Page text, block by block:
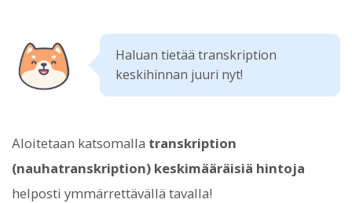
Haluan tietää transkription
keskihinnan juuri nyt!
Aloitetaan katsomalla transkription
(nauhatranskription) keskimääräisiä hintoja
helposti ymmärrettävällä tavalla!